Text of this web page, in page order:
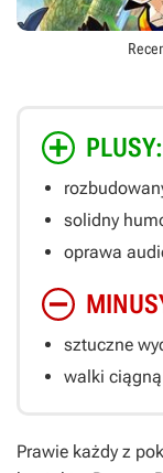
PLUSY:
solidny
oprawa
sztuczne
walki
Prawie każdy z